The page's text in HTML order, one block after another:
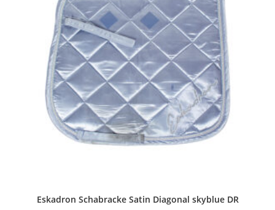
Eskadron Schabracke Satin Diagonal skyblue DR